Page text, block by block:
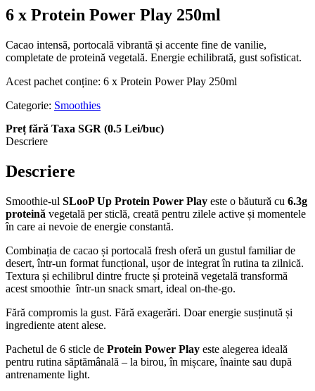
6 x Protein Power Play 250ml
Cacao intensă, portocală vibrantă și accente fine de vanilie,
completate de proteină vegetală. Energie echilibrată, gust sofisticat.
Acest pachet conține: 6 x Protein Power Play 250ml
Categorie: Smoothies
Preț fără Taxa SGR (0.5 Lei/buc)
Descriere
Descriere
Smoothie-ul SLooP Up Protein Power Play este o băutură cu 6.3g
proteină vegetală per sticlă, creată pentru zilele active și momentele
în care ai nevoie de energie constantă.
Combinația de cacao și portocală fresh oferă un gustul familiar de
desert, într-un format funcțional, ușor de integrat în rutina ta zilnică.
Textura și echilibrul dintre fructe și proteină vegetală transformă
acest smoothie într-un snack smart, ideal on-the-go.
Fără compromis la gust. Fără exagerări. Doar energie susținută și
ingrediente atent alese.
Pachetul de 6 sticle de Protein Power Play este alegerea ideală
pentru rutina săptămânală – la birou, în mișcare, înainte sau după
antrenamente light.